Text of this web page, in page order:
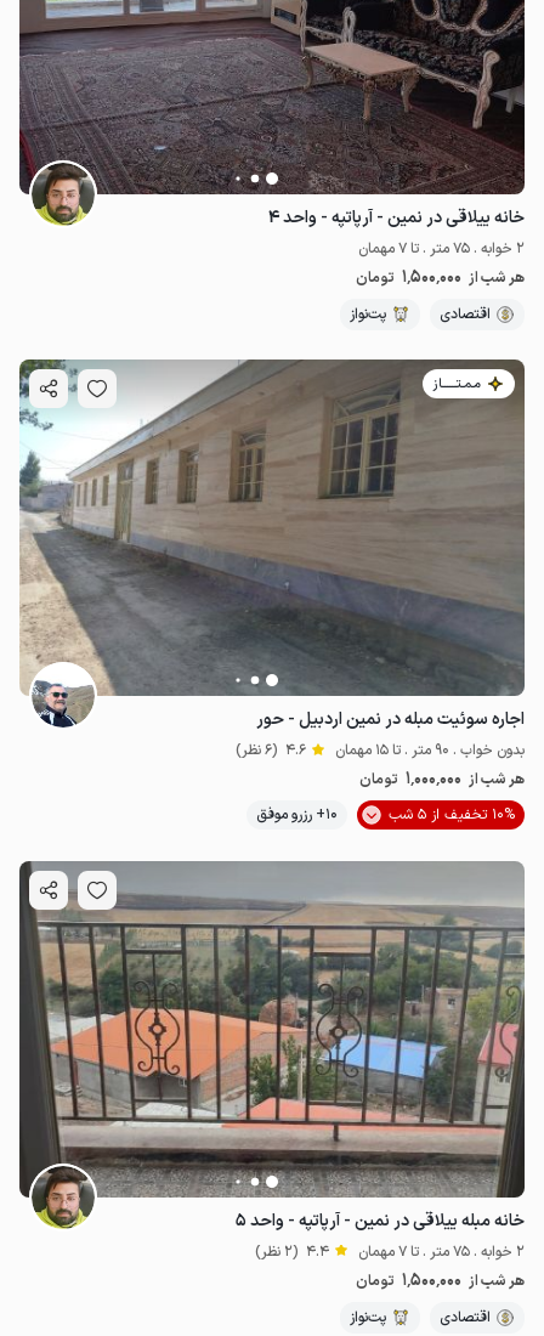
1.5میلیون ت
خانه ییلاقی در نمین - آرپاتپه - واحد ۴
2 خوابه . 75 متر . تا 7 مهمان
هر شب از 1٬500٬000 تومان
اقتصادی
پت‌نواز
مـمـتــــــاز
اجاره سوئیت مبله در نمین اردبیل - حور
بدون خواب . 90 متر . تا 15 مهمان 4.6 (6 نظر)
هر شب از 1٬000٬000 تومان
10% تخفیف از 5 شب
10+ رزرو موفق
خانه مبله ییلاقی در نمین - آرپاتپه - واحد ۵
2 خوابه . 75 متر . تا 7 مهمان 4.4 (2 نظر)
هر شب از 1٬500٬000 تومان
اقتصادی
پت‌نواز